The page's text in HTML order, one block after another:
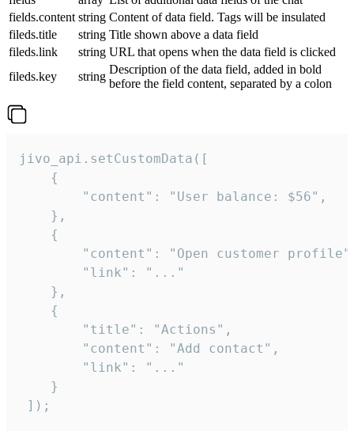
fields.content string Content of data field. Tags will be insulated
fileds.title
string Title shown above a data field
fileds.link
string URL that opens when the data field is clicked
fileds.key
string
Description of the data field, added in bold
before the field content, separated by a colon
jivo_api.setCustomData([
    {
        "content": "User balance: $56",
    },
    {
"content": "Open customer
        "link": "..."
    },
    {
        "title": "Actions",
        "content": "Add contact",
        "link": "..."
    }
]);